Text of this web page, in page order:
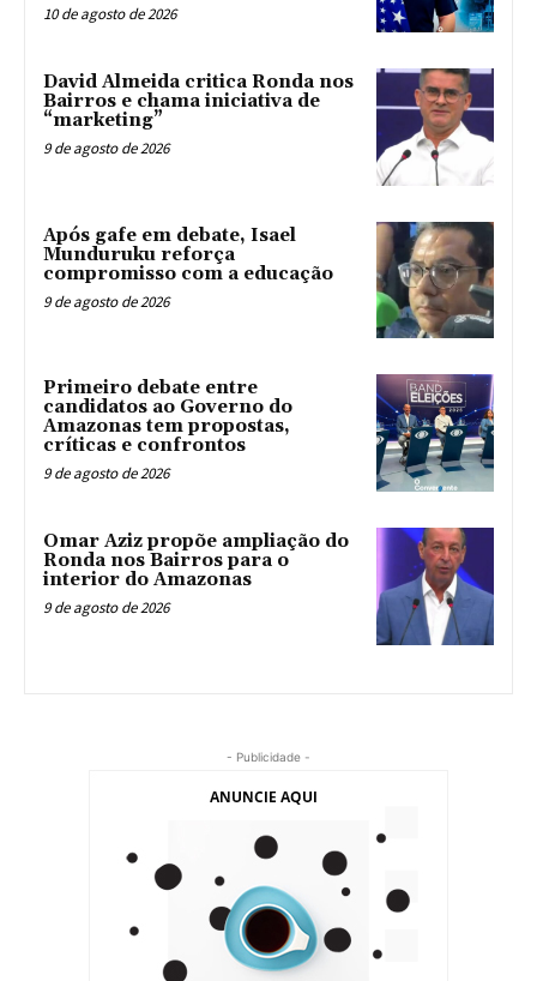
10 de agosto de 2026
David Almeida critica Ronda nos
Bairros e chama iniciativa de
“marketing”
9 de agosto de 2026
Após gafe em debate, Isael
Munduruku reforça
compromisso com a educação
9 de agosto de 2026
Primeiro debate entre
candidatos ao Governo do
Amazonas tem propostas,
críticas e confrontos
9 de agosto de 2026
Omar Aziz propõe ampliação do
Ronda nos Bairros para o
interior do Amazonas
9 de agosto de 2026
- Publicidade -